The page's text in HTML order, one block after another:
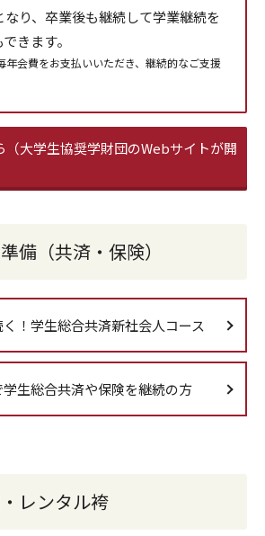
り、卒業後も継続して学業継続を
きます。
会費をお支払いいただき、継続的なご支援
（大学生協奨学財団のWebサイトが開
備（共済・保険）
！学生総合共済新社会人コース
生総合共済や保険を継続の方
レンタル袴